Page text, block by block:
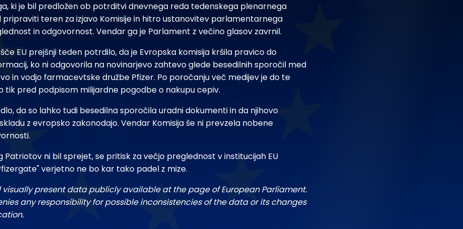
ki je bil predložen ob potrditvi dnevnega reda tedenskega plenarnega
pripraviti teren za izjavo Komisije in hitro ustanovitev parlamentarnega
in odgovornost. Vendar ga je Parlament z večino glasov zavrnil.
EU prejšnji teden potrdilo, da je Evropska komisija kršila pravico do
ko ni odgovorila na novinarjevo zahtevo glede besedilnih sporočil med
in vodjo farmacevtske družbe Pfizer. Po poročanju več medijev je do te
tik pred podpisom milijardne pogodbe o nakupu cepiv.
da so lahko tudi besedilna sporočila uradni dokumenti in da njihovo
z evropsko zakonodajo. Vendar Komisija še ni prevzela nobene
Patriotov ni bil sprejet, se pritisk za večjo preglednost v institucijah EU
verjetno ne bo kar tako padel z mize.
visually present data publicly available at the page of European Parliament.
any responsibility for possible inconsistencies of the data or its changes